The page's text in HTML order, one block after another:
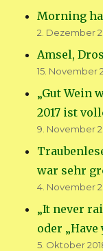
Morning
2. Dezember
Amsel,
15. November
„Gut Wein
2017 ist
9. November
war sehr
4. November
„It never
oder „Have
5. Oktober